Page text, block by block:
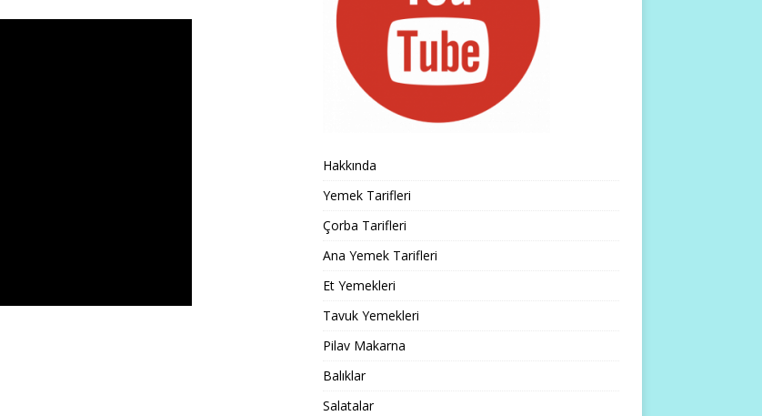
Hakkında
Yemek Tarifleri
Çorba Tarifleri
Ana Yemek Tarifleri
Et Yemekleri
Tavuk Yemekleri
Pilav Makarna
Balıklar
Salatalar